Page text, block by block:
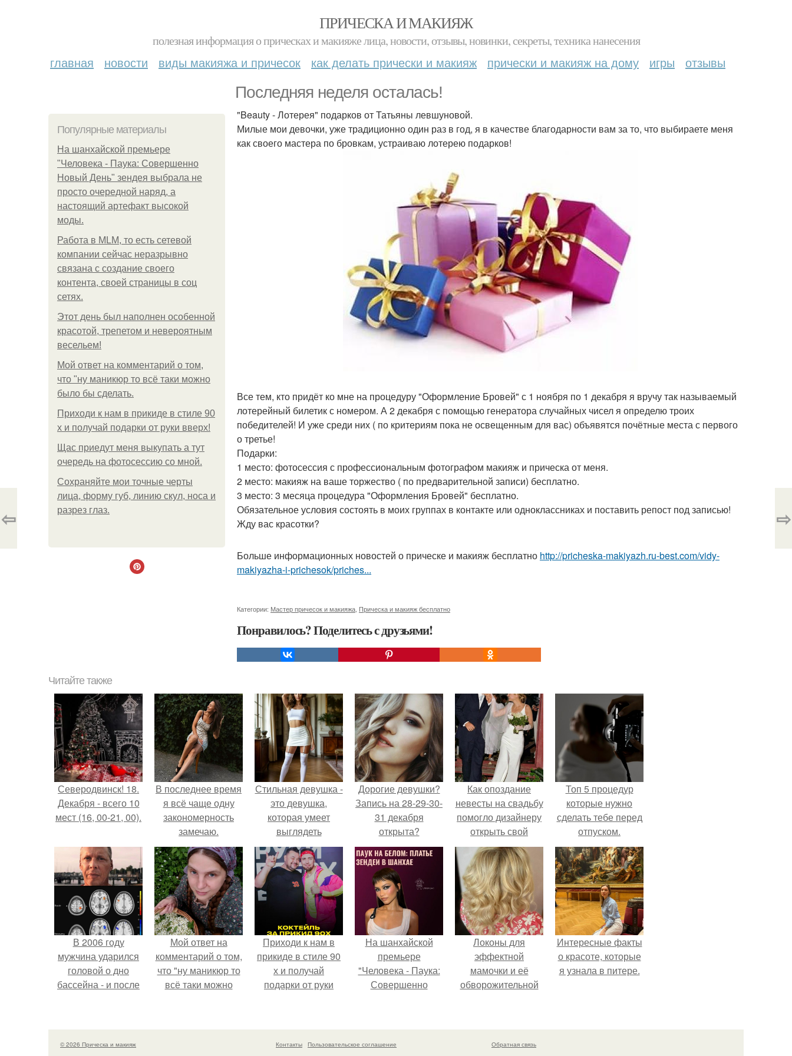
ПРИЧЕСКА И МАКИЯЖ
полезная информация о прическах и макияже лица, новости, отзывы, новинки, секреты, техника нанесения
главная новости виды макияжа и причесок как делать прически и макияж прически и макияж на дому игры отзывы
Последняя неделя осталась!
Популярные материалы
На шанхайской премьере
"Человека - Паука: Совершенно
Новый День" зендея выбрала не
просто очередной наряд, а
настоящий артефакт высокой
моды.
Работа в MLM, то есть сетевой
компании сейчас неразрывно
связана с создание своего
контента, своей страницы в соц
сетях.
Этот день был наполнен особенной
красотой, трепетом и невероятным
весельем!
Мой ответ на комментарий о том,
что "ну маникюр то всё таки можно
было бы сделать.
Приходи к нам в прикиде в стиле 90
х и получай подарки от руки вверх!
Щас приедут меня выкупать а тут
очередь на фотосессию со мной.
Сохраняйте мои точные черты
лица, форму губ, линию скул, носа и
разрез глаз.
"Beauty - Лотерея" подарков от Татьяны левшуновой.
Милые мои девочки, уже традиционно один раз в год, я в качестве благодарности вам за то, что выбираете меня
как своего мастера по бровкам, устраиваю лотерею подарков!
Все тем, кто придёт ко мне на процедуру "Оформление Бровей" с 1 ноября по 1 декабря я вручу так называемый
лотерейный билетик с номером. А 2 декабря с помощью генератора случайных чисел я определю троих
победителей! И уже среди них ( по критериям пока не освещенным для вас) объявятся почётные места с первого
о третье!
Подарки:
1 место: фотосессия с профессиональным фотографом макияж и прическа от меня.
2 место: макияж на ваше торжество ( по предварительной записи) бесплатно.
3 место: 3 месяца процедура "Оформления Бровей" бесплатно.
Обязательное условия состоять в моих группах в контакте или одноклассниках и поставить репост под записью!
Жду вас красотки?
Больше информационных новостей о прическе и макияж бесплатно http://pricheska-makiyazh.ru-best.com/vidy-
makiyazha-i-prichesok/priches...
Категории: Мастер причесок и макияжа Прическа и макияж бесплатно
Понравилось? Поделитесь с друзьями!
⇦ ⇨
Читайте также
Северодвинск! 18.
Декабря - всего 10
мест (16, 00-21, 00).
В последнее время
я всё чаще одну
закономерность
замечаю.
Стильная девушка -
это девушка,
которая умеет
выглядеть
привлекательно и
элегантно в любои
ситуации.
Дорогие девушки?
Запись на 28-29-30-
31 декабря
открыта?
Как опоздание
невесты на свадьбу
помогло дизайнеру
открыть свой
бренд.
Топ 5 процедур
которые нужно
сделать тебе перед
отпуском.
В 2006 году
мужчина ударился
головой о дно
бассейна - и после
странным образом.
Мой ответ на
комментарий о том,
что "ну маникюр то
всё таки можно
Приходи к нам в
прикиде в стиле 90
х и получай
подарки от руки
На шанхайской
премьере
"Человека - Паука:
Совершенно
просто очередной
наряд, а настоящий
Локоны для
эффектной
мамочки и её
обворожительной
Интересные факты
о красоте, которые
я узнала в питере.
© 2026 Прическа и макияж Контакты
Пользовательское соглашение
Обратная связь